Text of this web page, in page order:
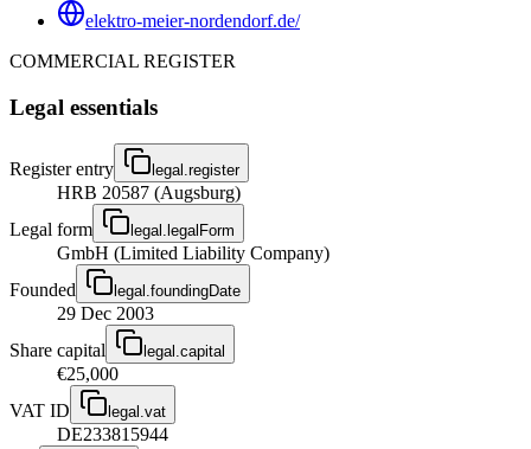
elektro-meier-nordendorf.de/
COMMERCIAL REGISTER
Legal essentials
Register entry legal.register
HRB 20587 (Augsburg)
Legal form
legal.legalForm
GmbH (Limited Liability Company)
Founded
legal.foundingDate
29 Dec 2003
Share capital
legal.capital
€25,000
VAT ID
legal.vat
DE233815944